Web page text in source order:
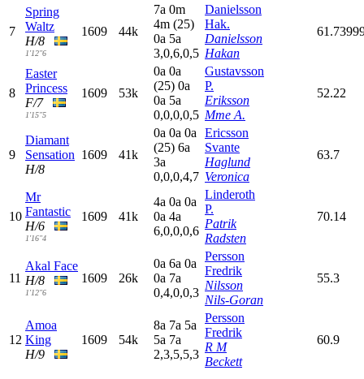
7
Spring
Waltz
H/8
1'12"6
1609 44k
7a 0m
4m (25)
0a 5a
3,0,6,0,5
Danielsson
Hak.
Danielsson
Hakan
8
Easter
Princess
F/7
1'15"5
1609 53k
0a 0a
(25) 0a
0a 5a
0,0,0,0,5
Gustavsson
P.
Eriksson
Mme A.
52.22
9
Diamant
Sensation
H/8
1609 41k
0a 0a 0a
(25) 6a
3a
0,0,0,4,7
Ericsson
Svante
Haglund
Veronica
63.7
10
Mr
Fantastic
H/6
1'16"4
1609 41k
4a 0a 0a
0a 4a
6,0,0,0,6
Linderoth
P.
Patrik
Radsten
70.14
11
Akal Face
H/8
1'12"6
1609 26k
0a 6a 0a
0a 7a
0,4,0,0,3
Persson
Fredrik
Nilsson
Nils-Goran
55.3
12
Amoa
King
H/9
1609 54k
8a 7a 5a
5a 7a
2,3,5,5,3
Persson
Fredrik
R M
Beckett
60.9